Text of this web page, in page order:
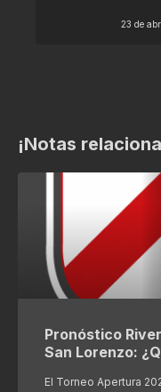
23 de
¡Notas
Pronóstico
San Lorenzo:
El Torneo Apertura